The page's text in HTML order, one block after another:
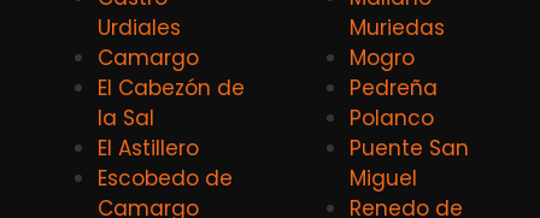
Urdiales
Camargo
El Cabezón de
la Sal
El Astillero
Escobedo de
Camargo
Muriedas
Mogro
Pedreña
Polanco
Puente San
Miguel
Renedo de